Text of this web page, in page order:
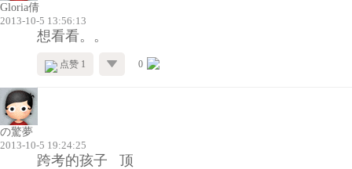
Gloria倩
2013-10-5 13:56:13
想看看。。
点赞 1 0
の驚夢
2013-10-5 19:24:25
跨考的孩子 顶